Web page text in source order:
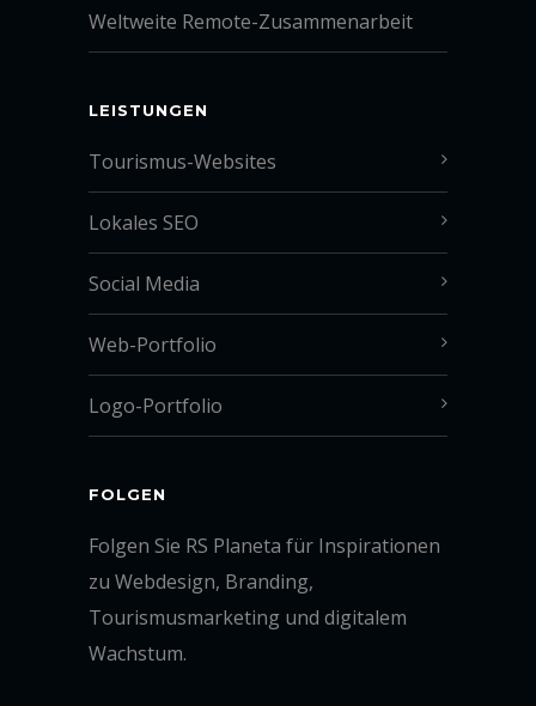
Weltweite Remote-Zusammenarbeit
LEISTUNGEN
Tourismus-Websites
Lokales SEO
Social Media
Web-Portfolio
Logo-Portfolio
FOLGEN
Folgen Sie RS Planeta für Inspirationen
zu Webdesign, Branding,
Tourismusmarketing und digitalem
Wachstum.